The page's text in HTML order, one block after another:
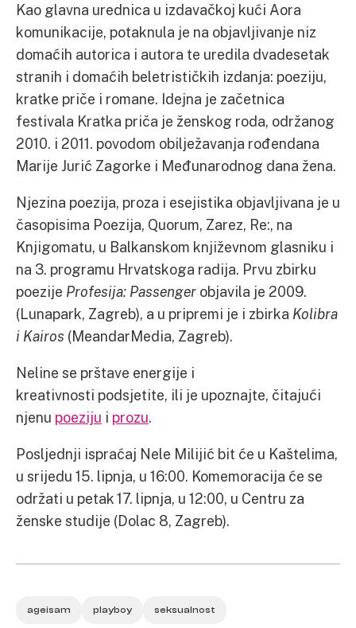
Kao glavna urednica u izdavačkoj kući Aora
komunikacije, potaknula je na objavljivanje niz
domaćih autorica i autora te uredila dvadesetak
stranih i domaćih beletrističkih izdanja: poeziju,
kratke priče i romane. Idejna je začetnica
festivala Kratka priča je ženskog roda, održanog
2010. i 2011. povodom obilježavanja rođendana
Marije Jurić Zagorke i Međunarodnog dana žena.
Njezina poezija, proza i esejistika objavljivana je u
časopisima Poezija, Quorum, Zarez, Re:, na
Knjigomatu, u Balkanskom književnom glasniku i
na 3. programu Hrvatskoga radija. Prvu zbirku
poezije Profesija: Passenger objavila je 2009.
(Lunapark, Zagreb), a u pripremi je i zbirka Kolibra
i Kairos (MeandarMedia, Zagreb).
Neline se prštave energije i
kreativnosti podsjetite, ili je upoznajte, čitajući
njenu poeziju i prozu.
Posljednji ispraćaj Nele Milijić bit će u Kaštelima,
u srijedu 15. lipnja, u 16:00. Komemoracija će se
održati u petak 17. lipnja, u 12:00, u Centru za
ženske studije (Dolac 8, Zagreb).
ageisam playboy seksualnost